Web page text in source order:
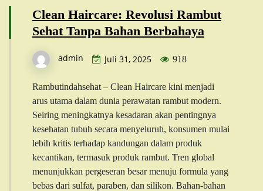
Clean Haircare: Revolusi Rambut
Sehat Tanpa Bahan Berbahaya
admin Juli 31, 2025 918
Rambutindahsehat – Clean Haircare kini menjadi
arus utama dalam dunia perawatan rambut modern.
Seiring meningkatnya kesadaran akan pentingnya
kesehatan tubuh secara menyeluruh, konsumen mulai
lebih kritis terhadap kandungan dalam produk
kecantikan, termasuk produk rambut. Tren global
menunjukkan pergeseran besar menuju formula yang
bebas dari sulfat, paraben, dan silikon. Bahan-bahan